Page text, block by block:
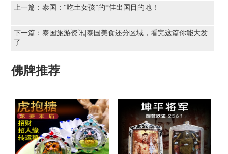
上一篇：泰国：“吃土女孩”的*佳出国目的地！
下一篇：泰国旅游资讯|泰国美食还分区域，看完这篇你能大发
了
佛牌推荐